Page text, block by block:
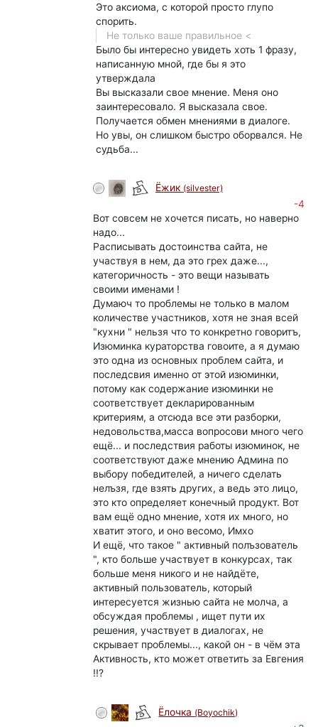
Это аксиома, с которой просто глупо
спорить.
Не только ваше правильное <
Было бы интересно увидеть хоть 1 фразу,
написанную мной, где бы я это
утверждала
Вы высказали свое мнение. Меня оно
заинтересовало. Я высказала свое.
Получается обмен мнениями в диалоге.
Но увы, он слишком быстро оборвался. Не
судьба...
Ёжик (silvester)
-4
Вот совсем не хочется писать, но наверно
надо...
Расписывать достоинства сайта, не
участвуя в нем, да это грех даже...,
категоричность - это вещи называть
своими именами !
Думаюч то проблемы не только в малом
количестве участников, хотя не зная всей
"кухни " нельзя что то конкретно говоритъ,
Изюминка кураторства говоите, а я думаю
это одна из основных проблем сайта, и
последсвия именно от этой изюминки,
потому как содержание изюминки не
соответствует декларированным
критериям, а отсюда все эти разборки,
недовольства,масса вопросови много чего
ещё... и последствия работы изюминок, не
соответствуют даже мнению Админа по
выбору победителей, а ничего сделать
нелъзя, где взять других, а ведь это лицо,
это кто определяет конечный продукт. Вот
вам ещё одно мнение, хотя их много, но
хватит этого, и оно весомо, Имхо
И ещё, что такое " активный полъзователь
", кто больше участвует в конкурсах, так
больше меня никого и не найдёте,
активный пользователь, который
интересуется жизнью сайта не молча, а
обсуждая проблемы , ищет пути их
решения, участвует в диалогах, не
скрывает проблемы..., какой он - в чём эта
Активность, кто может ответить за Евгения
!!?
Ёлочка (Boyochik)